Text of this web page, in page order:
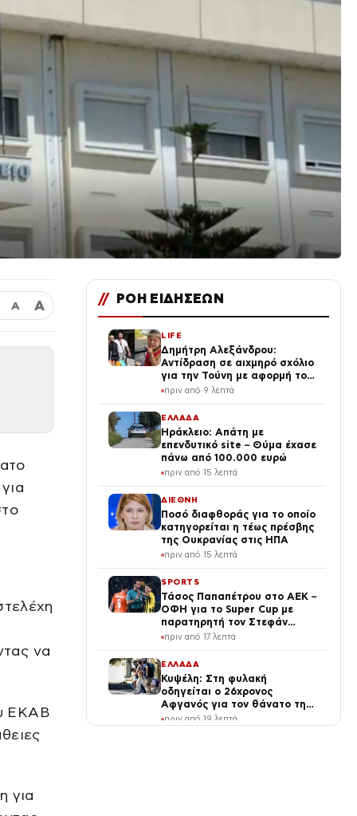
Α Α
να
ΕΚΑΒ
για
// ΡΟΗ ΕΙΔΗΣΕΩΝ
LIFE
Δημήτρη Αλεξάνδρου:
Αντίδραση σε αιχμηρό σχόλιο
για την Τούνη με αφορμή το
μεγάλωμα του Πάρη
πριν από 9 λεπτά
ΕΛΛΑΔΑ
Ηράκλειο: Απάτη με
επενδυτικό site – Θύμα έχασε
πάνω από 100.000 ευρώ
πριν από 15 λεπτά
ΔΙΕΘΝΗ
Ποσό διαφθοράς για το οποίο
κατηγορείται η τέως πρέσβης
της Ουκρανίας στις ΗΠΑ
πριν από 15 λεπτά
SPORTS
Τάσος Παπαπέτρου στο ΑΕΚ –
ΟΦΗ για το Super Cup με
παρατηρητή τον Στεφάν
Λανουά
πριν από 17 λεπτά
ΕΛΛΑΔΑ
Κυψέλη: Στη φυλακή
οδηγείται ο 26χρονος
Αφγανός για τον θάνατο της
Βρετανίδας – Τήρησε το
πριν από 19 λεπτά